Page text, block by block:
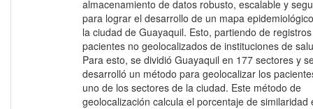
almacenamiento de datos robusto, escalable y
para lograr el desarrollo de un mapa
la ciudad de Guayaquil. Esto, partiendo de
pacientes no geolocalizados de instituciones de
Para esto, se dividió Guayaquil en 177 sectores y
desarrolló un método para geolocalizar los
uno de los sectores de la ciudad. Este método de
geolocalización calcula el porcentaje de similaridad